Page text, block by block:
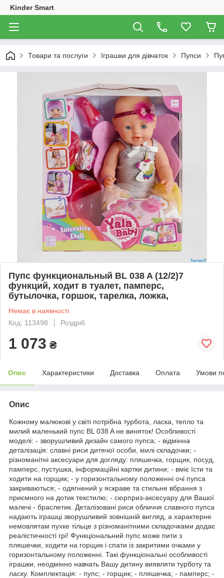
Kinder Smart
Товари та послуги Іграшки для дівчаток Пупси
Пупс функциональный BL 038 A (12/2)7
функций, ходит в туалет, памперс,
бутылочка, горшок, тарелка, ложка,
Немає в наявності
Код: 113498
Роздріб
1 073 ₴
Опис Характеристики Доставка Оплата Умови
Опис
Кожному малюкові у світі потрібна турбота, ласка, тепло та
милий маленький пупс BL 038 A не виняток! Особливості
моделі: - зворушливий дизайн самого пупса; - відмінна
деталізація: славні риси дитячої особи, милі складочки; -
різноманітні аксесуари для догляду: пляшечка, горщик, посуд,
памперс, пустушка, інформаційні картки дитини; - вміє їсти та
ходити на горщик; - у горизонтальному положенні очі пупса
закриваються; - одягнений у яскраве та стильне вбрання з
приємного на дотик текстилю; - сюрприз-аксесуару для Вашої
малечі - браслетик. Деталізовані риси обличчя славного пупса
надають іграшці зворушливий зовнішній вигляд, а характерне
немовлятам пухке тільце з різноманітними складочками додає
реалістичності грі! Функціональний пупс може пити з
пляшечки, ходити на горщик і спати із закритими очками у
горизонтальному положенні. Такі функціональні особливості
іграшки, неодмінно навчать Вашу дитину виявляти турботу та
ласку. Комплектація: - пупс; - горщик; - пляшечка; - памперс; -